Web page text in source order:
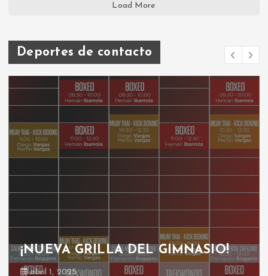
Load More
Deportes de contacto
¡NUEVA GRILLA DEL GIMNASIO!
abril 1, 2025